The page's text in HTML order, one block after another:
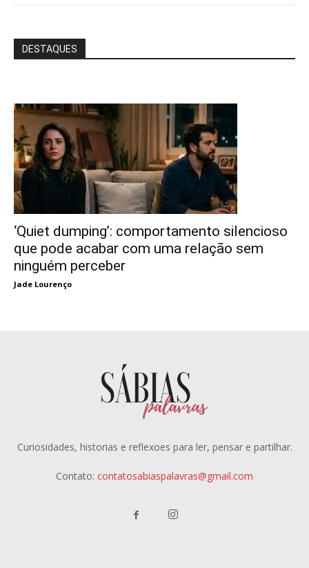
DESTAQUES
‘Quiet dumping’: comportamento silencioso
que pode acabar com uma relação sem
ninguém perceber
Jade Lourenço
Curiosidades, historias e reflexoes para ler, pensar e partilhar.
Contato: contatosabiaspalavras@gmail.com